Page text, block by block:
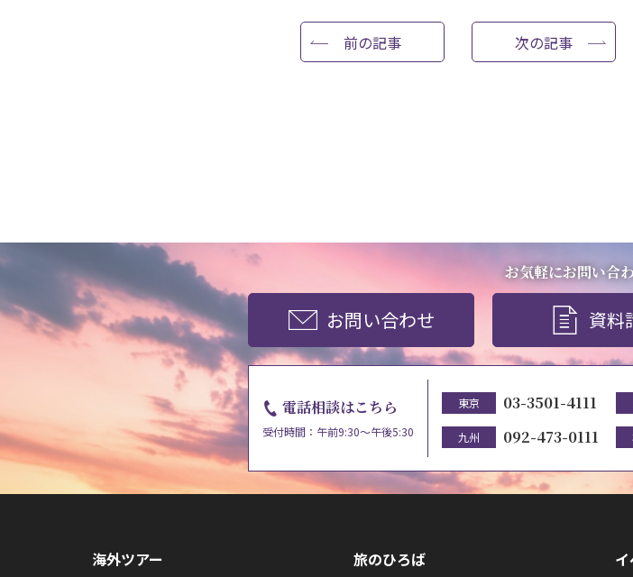
前の記事 次の記事
お気軽にお問い合
お問い合わせ 資料
電話相談はこちら
受付時間：午前9:30～午後5:30
東京 03-3501-4111
九州 092-473-0111
海外ツアー 旅のひろば